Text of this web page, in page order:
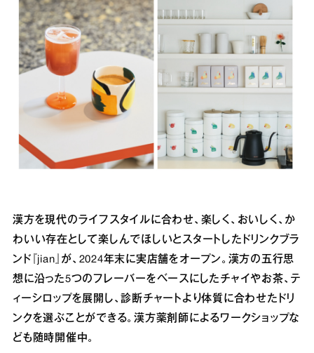
漢方を現代のライフスタイルに合わせ、楽しく、おいしく、か
わいい存在として楽しんでほしいとスタートしたドリンクブラ
ンド『jian』が、2024年末に実店舗をオープン。漢方の五行思
想に沿った5つのフレーバーをベースにしたチャイやお茶、テ
ィーシロップを展開し、診断チャートより体質に合わせたドリ
ンクを選ぶことができる。漢方薬剤師によるワークショップな
ども随時開催中。